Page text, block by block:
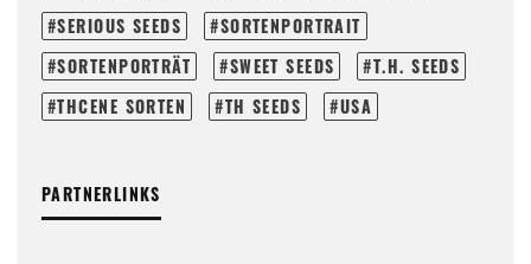
SERIOUS SEEDS
SORTENPORTRAIT
SORTENPORTRÄT
SWEET SEEDS
T.H. SEEDS
THCENE SORTEN
TH SEEDS USA
PARTNERLINKS